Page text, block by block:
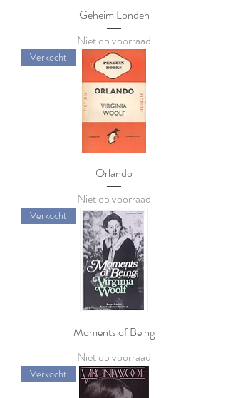
Geheim Londen
Niet op voorraad
Verkocht
Orlando
Niet op voorraad
Verkocht
Moments of Being
Niet op voorraad
Verkocht